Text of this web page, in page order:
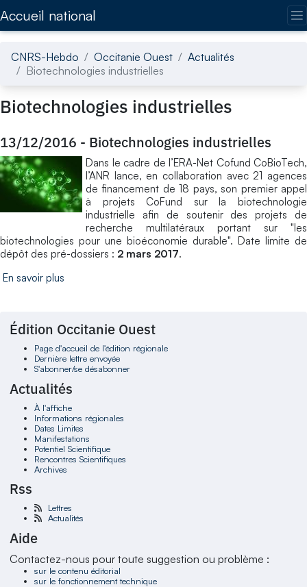
Accueil national
CNRS-Hebdo Occitanie Ouest
Actualités
Biotechnologies industrielles
Biotechnologies industrielles
13/12/2016 - Biotechnologies industrielles
Dans le cadre de l’ERA-Net Cofund CoBioTech,
l’ANR lance, en collaboration avec 21 agences
de financement de 18 pays, son premier appel
à projets CoFund sur la biotechnologie
industrielle afin de soutenir des projets de
recherche multilatéraux portant sur "les
biotechnologies pour une bioéconomie durable". Date limite de
dépôt des pré-dossiers : 2 mars 2017.
En savoir plus
Édition Occitanie Ouest
Page d'accueil de l'édition régionale
Dernière lettre envoyée
S'abonner/se désabonner
Actualités
À l'affiche
Informations régionales
Dates Limites
Manifestations
Potentiel Scientifique
Rencontres Scientifiques
Archives
Rss
Lettres
Actualités
Aide
Contactez-nous pour toute suggestion ou problème :
sur le contenu éditorial
sur le fonctionnement technique